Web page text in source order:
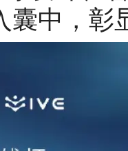
囊中，彰